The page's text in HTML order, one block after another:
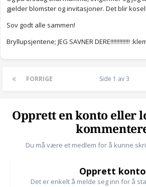
gjelder blomster og invitasjoner. Det blir
Sov godt alle sammen!
Bryllupsjentene; JEG SAVNER DERE!!!!!!!!!!!!!
FORRIGE Side 1 av 3
Opprett en konto eller
Du må være et medlem for å kunne
Opprett konto
Det er enkelt å melde seg inn for å